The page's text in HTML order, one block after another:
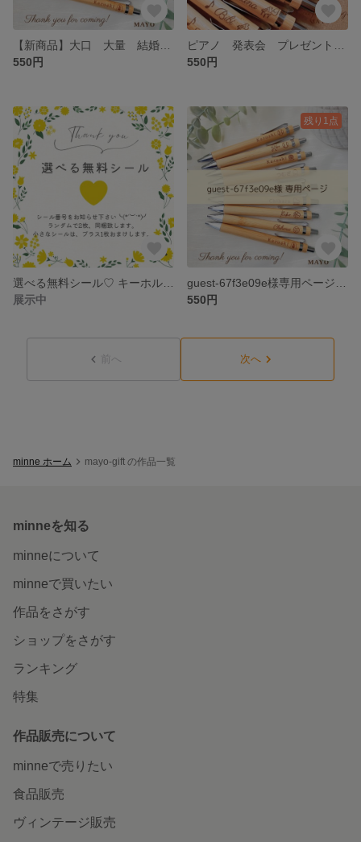
550円
550円
展示中
残り1点
550円
前へ 次へ
minne ホーム mayo-gift の作品一覧
minneを知る
minneについて
minneで買いたい
作品をさがす
ショップをさがす
ランキング
特集
作品販売について
minneで売りたい
食品販売
ヴィンテージ販売